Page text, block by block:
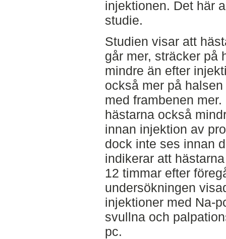
injektionen. Det här
studie.
Studien visar att
går mer, sträcker på
mindre än efter
också mer på
med frambenen
hästarna också
innan injektion av
dock inte ses innan
indikerar att
12 timmar efter
undersökningen
injektioner med Na-
svullna och
pc.